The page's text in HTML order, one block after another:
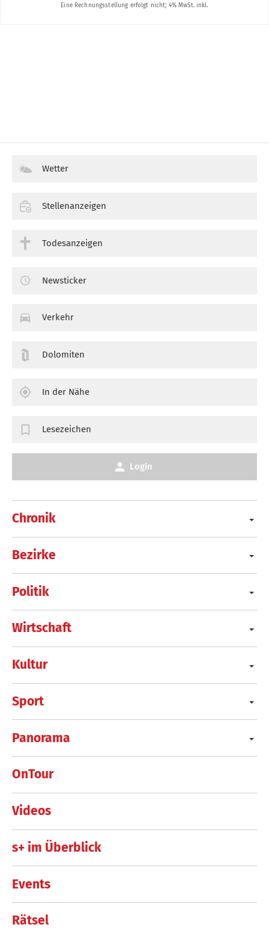
Chronik
Bezirke
Politik
Wirtschaft
Kultur
Sport
Panorama
OnTour
Videos
s+ im Überblick
Events
Rätsel
Wetter
Stellenanzeigen
Todesanzeigen
Newsticker
Verkehr
Dolomiten
In der Nähe
Lesezeichen
Login